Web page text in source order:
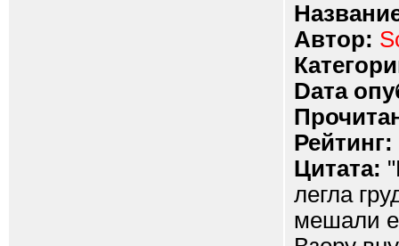
Автор:
Dата
Рейтинг:
Цитата:
легла
мешали